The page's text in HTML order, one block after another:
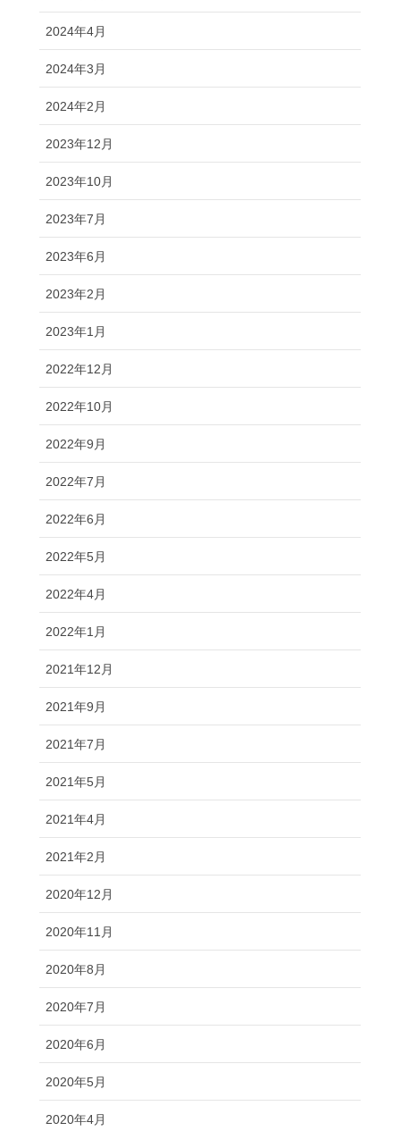
2024年4月
2024年3月
2024年2月
2023年12月
2023年10月
2023年7月
2023年6月
2023年2月
2023年1月
2022年12月
2022年10月
2022年9月
2022年7月
2022年6月
2022年5月
2022年4月
2022年1月
2021年12月
2021年9月
2021年7月
2021年5月
2021年4月
2021年2月
2020年12月
2020年11月
2020年8月
2020年7月
2020年6月
2020年5月
2020年4月